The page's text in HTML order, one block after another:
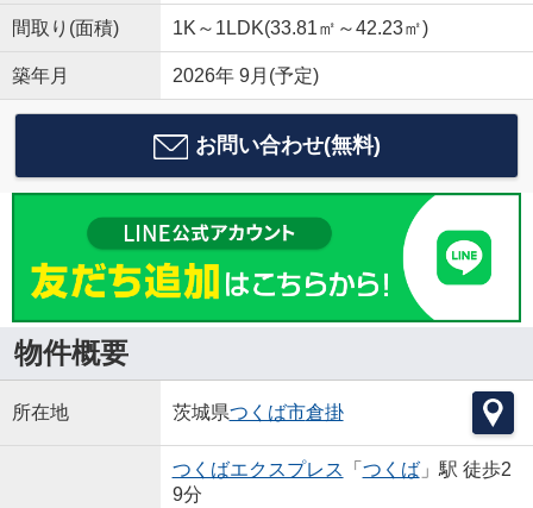
間取り(面積) 1K～1LDK(33.81㎡～42.23㎡)
築年月 2026年 9月(予定)
お問い合わせ(無料)
物件概要
所在地 茨城県つくば市倉掛
つくばエクスプレス 「 つくば」駅 徒歩2
9分